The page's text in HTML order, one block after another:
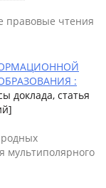
правовые чтения
:
доклада, статья
мультиполярного